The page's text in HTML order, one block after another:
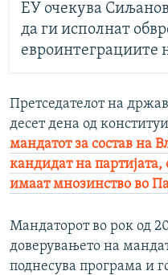
ЕУ очекува
да ги исполнат
евроинтеграциите
Претседателот на
десет дена од
мандатот за состав на
кандидат на
имаат мнозинство во
Мандаторот во рок од
доверувањето на
поднесува програма и